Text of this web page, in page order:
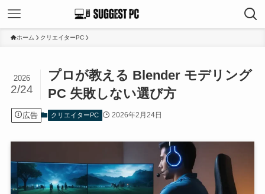
ホーム クリエイターPC
プロが教える Blender モデリング
PC 失敗しない選び方
2026
2/24
広告 クリエイターPC 2026年2月24日